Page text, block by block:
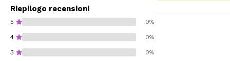
Riepilogo recensioni
5 0%
4 0%
3 0%